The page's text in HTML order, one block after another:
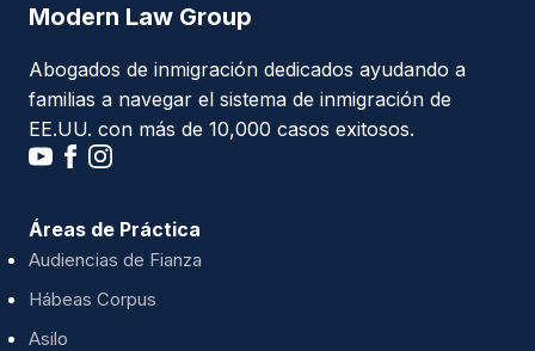
Modern Law Group
Abogados de inmigración dedicados ayudando a
familias a navegar el sistema de inmigración de
EE.UU. con más de 10,000 casos exitosos.
Áreas de Práctica
Audiencias de Fianza
Hábeas Corpus
Asilo